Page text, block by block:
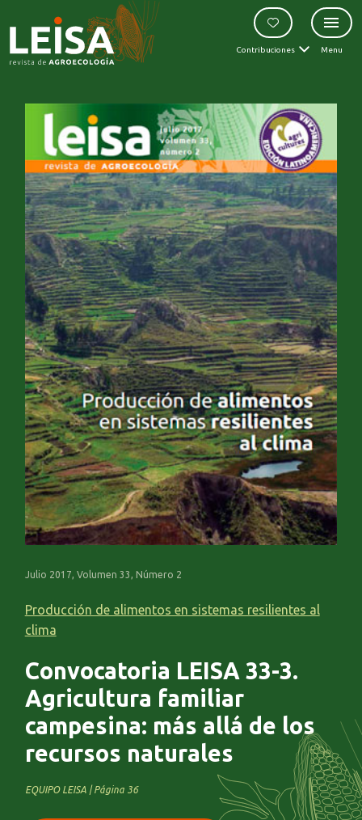
Contribuciones Menu
Julio 2017, Volumen 33, Número 2
Producción de alimentos en sistemas resilientes al
clima
Convocatoria LEISA 33-3.
Agricultura familiar
campesina: más allá de los
recursos naturales
EQUIPO LEISA | Página 36